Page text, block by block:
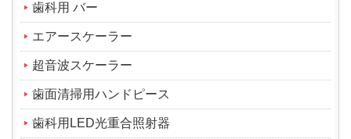
歯科用 バー
エアースケーラー
超音波スケーラー
歯面清掃用ハンドピース
歯科用LED光重合照射器